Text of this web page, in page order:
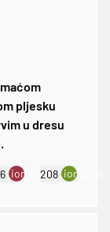
pljesku
u dresu
ion:minus
208 ion:plus